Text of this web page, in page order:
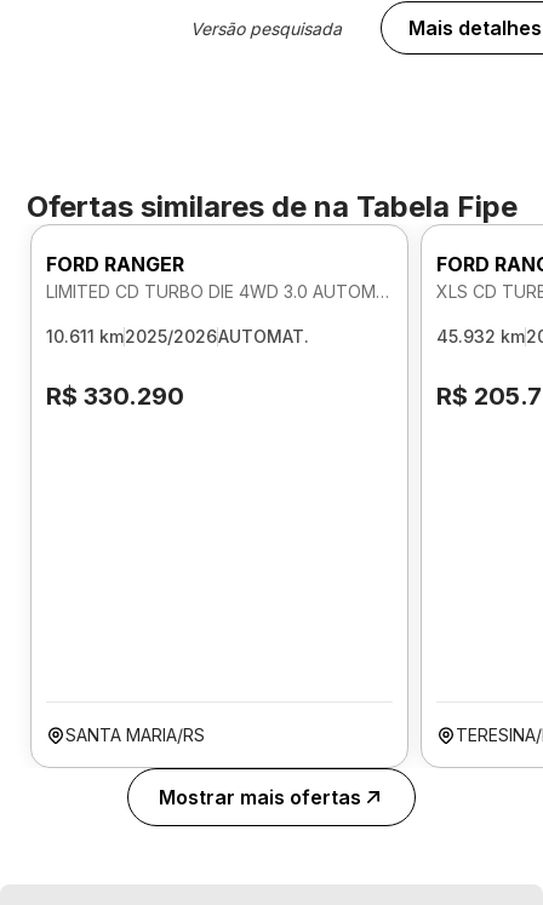
Versão pesquisada Mais detalhes
Ofertas similares de na Tabela Fipe
FORD RANGER
LIMITED CD TURBO DIE 4WD 3.0 AUTOMATICO
10.611 km2025/2026AUTOMAT.
R$ 330.290
SANTA MARIA/RS
FORD
XLS CD
45.932 km
R$
Mostrar mais ofertas